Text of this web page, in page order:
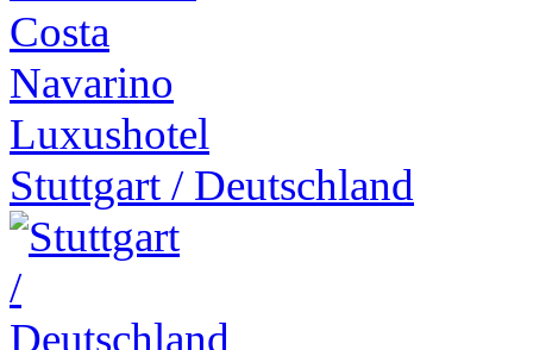
Luxushotel
Stuttgart / Deutschland